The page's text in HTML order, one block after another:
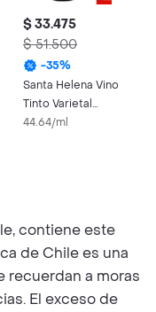
$ 33.475
$ 51.500
-35%
Santa Helena Vino
Tinto Varietal
Carmenére Botella
44.64/ml
contiene este
de Chile es una
recuerdan a moras
El exceso de